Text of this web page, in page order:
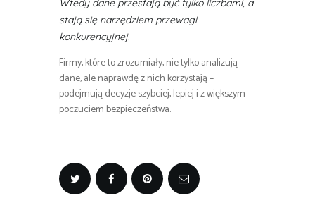
Wtedy dane przestają być tylko liczbami, a
stają się narzędziem przewagi
konkurencyjnej.
Firmy, które to zrozumiały, nie tylko analizują
dane, ale naprawdę z nich korzystają –
podejmują decyzje szybciej, lepiej i z większym
poczuciem bezpieczeństwa.